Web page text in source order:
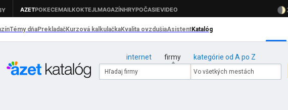
internet firmy kategórie od A po Z